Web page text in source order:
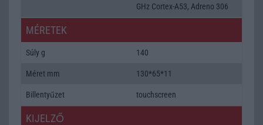
GHz Cortex-A53, Adreno 306
MÉRETEK
Súly g 140
Méret mm 130*65*11
Billentyűzet touchscreen
KIJELZŐ